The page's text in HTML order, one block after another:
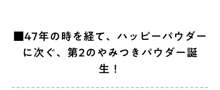
■47年の時を経て、ハッピーパウダー
に次ぐ、第2のやみつきパウダー誕
生！